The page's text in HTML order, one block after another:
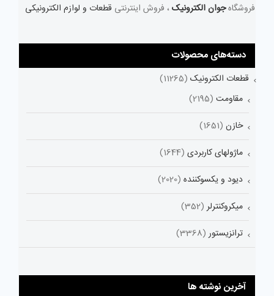
فروشگاهجوان الکترونیک ، فروش اینترنتی قطعات و لوازم الکترونیکی
دسته‌های محصولات
قطعات الکترونیک (11265)
مقاومت (2195)
خازن (1651)
ماژولهای کاربردی (1644)
دیود و یکسوکننده (2020)
میکروکنترلر (352)
ترانزیستور (3368)
آخرین نوشته ها